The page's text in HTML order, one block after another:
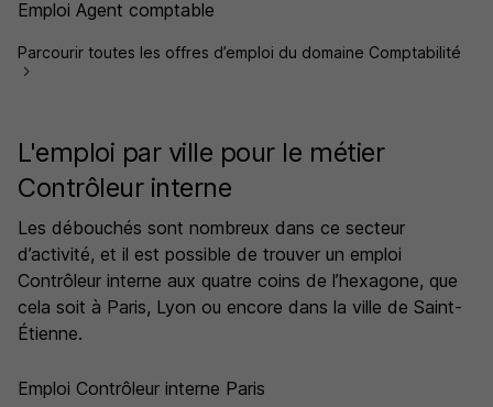
Emploi Agent comptable
Parcourir toutes les offres d’emploi du domaine Comptabilité
L'emploi par ville pour le métier
Contrôleur interne
Les débouchés sont nombreux dans ce secteur
d’activité, et il est possible de trouver un emploi
Contrôleur interne aux quatre coins de l’hexagone, que
cela soit à Paris, Lyon ou encore dans la ville de Saint-
Étienne.
Emploi Contrôleur interne Paris